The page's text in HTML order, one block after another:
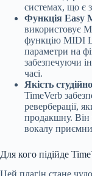
системах, що є
Функція Easy
використовує
функцію MIDI
параметри на
забезпечуючи
часі.
Якість
TimeVerb
реверберації,
продакшну. Він
вокалу
Для кого підійде